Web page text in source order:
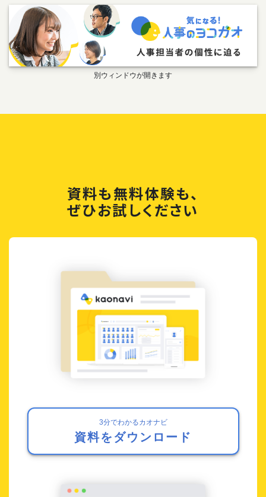
資料も無料体験も、
ぜひお試しください
3分でわかるカオナビ
資料をダウンロード